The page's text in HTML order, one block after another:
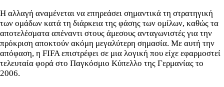
Η αλλαγή αναμένεται να επηρεάσει σημαντικά τη στρατηγική
των ομάδων κατά τη διάρκεια της φάσης των ομίλων, καθώς τα
αποτελέσματα απέναντι στους άμεσους ανταγωνιστές για την
πρόκριση αποκτούν ακόμη μεγαλύτερη σημασία. Με αυτή την
απόφαση, η FIFA επιστρέφει σε μια λογική που είχε εφαρμοστεί
τελευταία φορά στο Παγκόσμιο Κύπελλο της Γερμανίας το
2006.